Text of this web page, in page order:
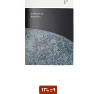
11% off